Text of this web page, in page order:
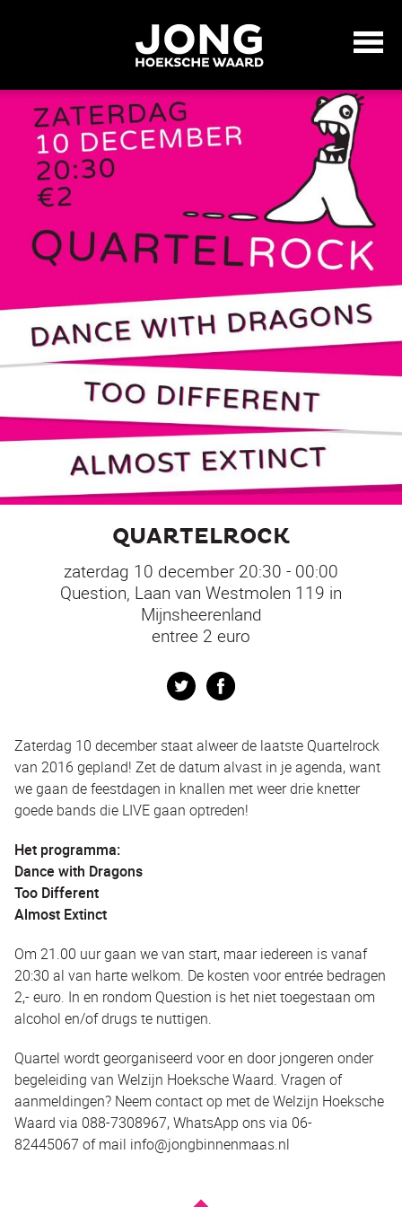
QUARTELROCK
zaterdag 10 december 20:30 - 00:00
Question, Laan van Westmolen 119 in
Mijnsheerenland
entree 2 euro
Twitter
Zaterdag 10 december staat alweer de laatste Quartelrock
van 2016 gepland! Zet de datum alvast in je agenda, want
we gaan de feestdagen in knallen met weer drie knetter
goede bands die LIVE gaan optreden!
Het programma:
Dance with Dragons
Too Different
Almost Extinct
Om 21.00 uur gaan we van start, maar iedereen is vanaf
20:30 al van harte welkom. De kosten voor entrée bedragen
2,- euro. In en rondom Question is het niet toegestaan om
alcohol en/of drugs te nuttigen.
Quartel wordt georganiseerd voor en door jongeren onder
begeleiding van Welzijn Hoeksche Waard. Vragen of
aanmeldingen? Neem contact op met de Welzijn Hoeksche
Waard via 088-7308967, WhatsApp ons via 06-
82445067 of mail info@jongbinnenmaas.nl